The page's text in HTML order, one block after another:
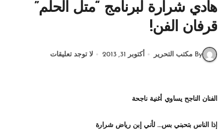
هادي شرارة لبرنامج “متل الحلم”
قرفان الفن!
By مكتب التحرير أكتوبر 31, 2013 لا توجد تعليقات
الفنان الناجح يساوي أغنية ناجحة
إذا الناس بتحبني بس… لأني إبن رياض شرارة